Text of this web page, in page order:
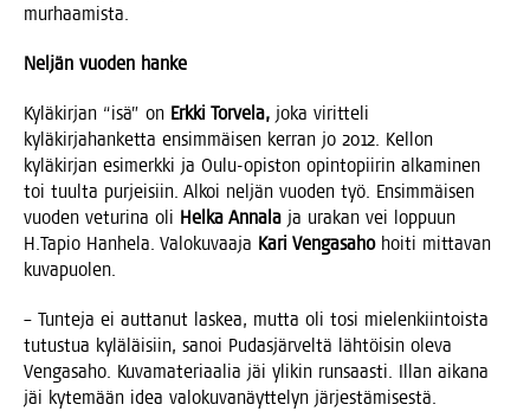
murhaamista.
Nel­jän vuo­den hanke
Kylä­kir­jan “isä” on Erk­ki Tor­ve­la, joka virit­te­li
kylä­kir­ja­han­ket­ta ensim­mäi­sen ker­ran jo 2012. Kel­lon
kylä­kir­jan esi­merk­ki ja Oulu-opis­ton opin­to­pii­rin alka­mi­nen
toi tuul­ta pur­jei­siin. Alkoi nel­jän vuo­den työ. Ensim­mäi­sen
vuo­den vetu­ri­na oli Hel­ka Anna­la ja ura­kan vei lop­puun
H.Tapio Han­he­la. Valo­ku­vaa­ja Kari Ven­ga­sa­hohoi­ti mit­ta­van
kuvapuolen.
– Tun­te­ja ei aut­ta­nut las­kea, mut­ta oli tosi mie­len­kiin­tois­ta
tutus­tua kylä­läi­siin, sanoi Pudas­jär­vel­tä läh­töi­sin ole­va
Ven­ga­sa­ho. Kuva­ma­te­ri­aa­lia jäi yli­kin run­saas­ti. Illan aika­na
jäi kyte­mään idea valo­ku­va­näyt­te­lyn järjestämisestä.